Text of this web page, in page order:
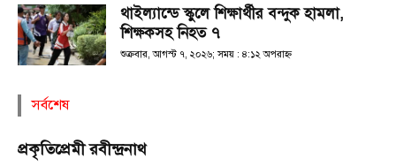
থাইল্যান্ডে স্কুলে শিক্ষার্থীর বন্দুক হামলা,
শিক্ষকসহ নিহত ৭
শুক্রবার, আগস্ট ৭, ২০২৬; সময় : ৪:১২ অপরাহ্ণ
সর্বশেষ
প্রকৃতিপ্রেমী রবীন্দ্রনাথ